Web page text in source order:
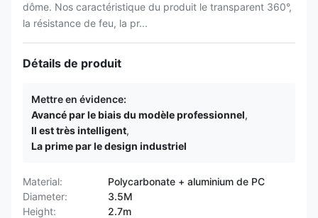
dôme. Nos caractéristique du produit le transparent 360°,
la résistance de feu, la pr...
Détails de produit
Mettre en évidence:
Avancé par le biais du modèle professionnel,
Il est très intelligent,
La prime par le design industriel
Material:
Polycarbonate + aluminium de PC
Diameter:
3.5M
Height:
2.7m